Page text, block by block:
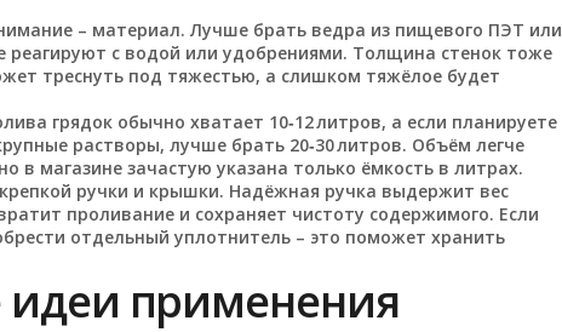
– материал. Лучше брать ведра из пищевого ПЭТ или
реагируют с водой или удобрениями. Толщина стенок тоже
треснуть под тяжестью, а слишком тяжёлое будет
грядок обычно хватает 10‑12 литров, а если планируете
растворы, лучше брать 20‑30 литров. Объём легче
в магазине зачастую указана только ёмкость в литрах.
ручки и крышки. Надёжная ручка выдержит вес
проливание и сохраняет чистоту содержимого. Если
отдельный уплотнитель – это поможет хранить
идеи применения